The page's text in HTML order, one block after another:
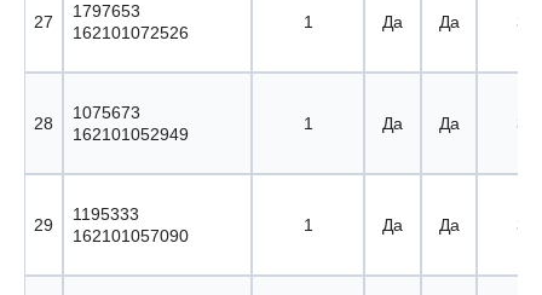
27
1797653
162101072526
1 Да Да 35
28
1075673
162101052949
1 Да Да 36
29
1195333
162101057090
1 Да Да 37